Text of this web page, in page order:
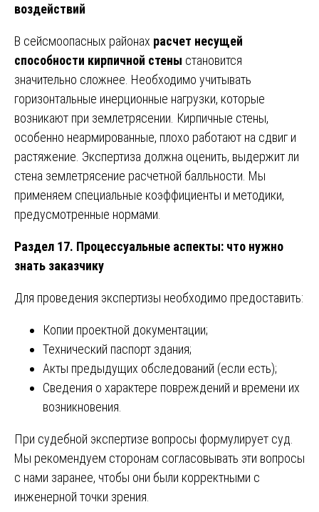
воздействий
В сейсмоопасных районах расчет несущей
способности кирпичной стены становится
значительно сложнее. Необходимо учитывать
горизонтальные инерционные нагрузки, которые
возникают при землетрясении. Кирпичные стены,
особенно неармированные, плохо работают на сдвиг и
растяжение. Экспертиза должна оценить, выдержит ли
стена землетрясение расчетной балльности. Мы
применяем специальные коэффициенты и методики,
предусмотренные нормами.
Раздел 17. Процессуальные аспекты: что нужно
знать заказчику
Для проведения экспертизы необходимо предоставить:
Копии проектной документации;
Технический паспорт здания;
Акты предыдущих обследований (если есть);
Сведения о характере повреждений и времени их
возникновения.
При судебной экспертизе вопросы формулирует суд.
Мы рекомендуем сторонам согласовывать эти вопросы
с нами заранее, чтобы они были корректными с
инженерной точки зрения.